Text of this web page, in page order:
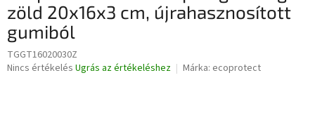
zöld 20x16x3 cm, újrahasznosított
gumiból
TGGT16020030Z
A
Nincs értékelés Ugrás az értékeléshez Márka: ecoprotect